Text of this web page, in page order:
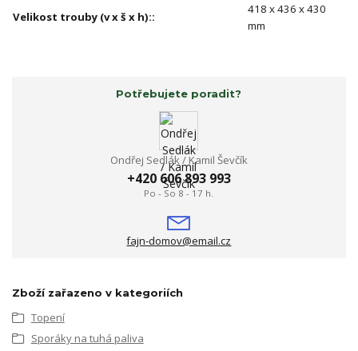
Velikost trouby (v x š x h)::
418 x 436 x 430
mm
Potřebujete poradit?
Ondřej Sedlák / Kamil Ševčík
+420 606 893 993
Po - So 8 - 17 h.
fajn-domov@email.cz
Zboží zařazeno v kategoriích
Topení
Sporáky na tuhá paliva